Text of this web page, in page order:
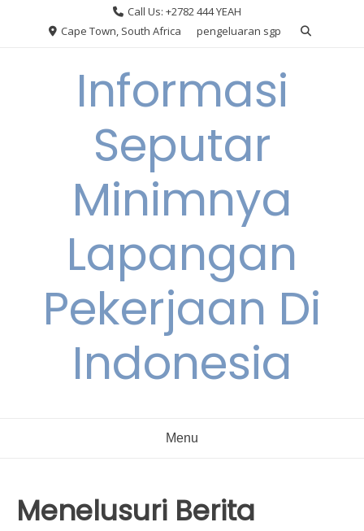
Call Us: +2782 444 YEAH
Cape Town, South Africa
pengeluaran sgp
Informasi
Seputar
Minimnya
Lapangan
Pekerjaan Di
Indonesia
Menu
Menelusuri Berita